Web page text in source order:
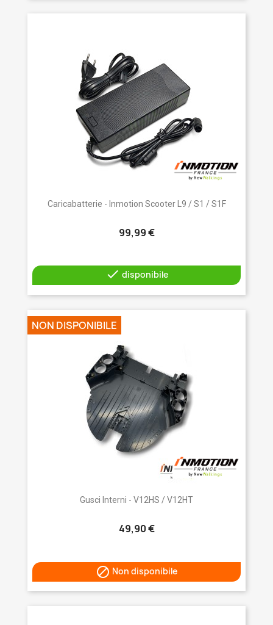
Caricabatterie - Inmotion Scooter L9 / S1 / S1F
99,99 €
 disponibile
Gusci Interni - V12HS / V12HT
49,90 €
 Non disponibile
NON DISPONIBILE